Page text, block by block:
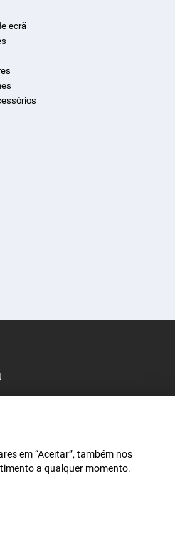
em “Aceitar”, também nos
a qualquer momento.
ecrã